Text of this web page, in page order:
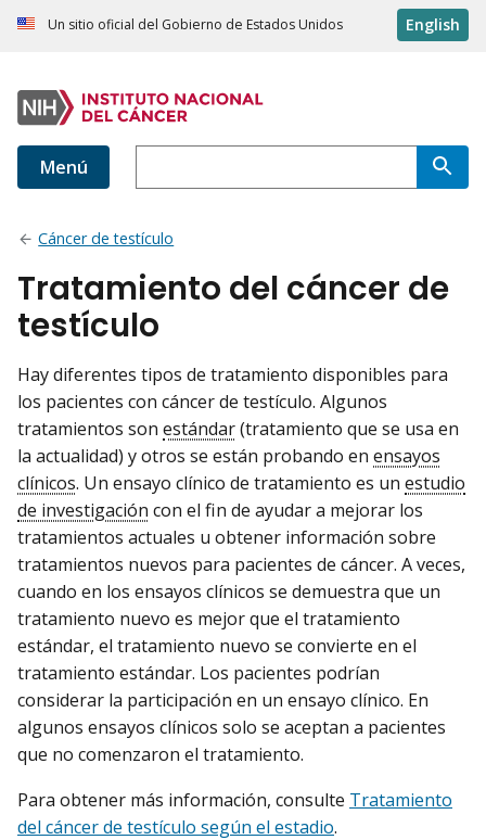
Un sitio oficial del Gobierno de Estados Unidos English
Menú
Cáncer de testículo
Tratamiento del cáncer de
testículo
Hay diferentes tipos de tratamiento disponibles para
los pacientes con cáncer de testículo. Algunos
tratamientos son estándar(tratamiento que se usa en
la actualidad) y otros se están probando en ensayos
clínicos. Un ensayo clínico de tratamiento es un estudio
de investigación con el fin de ayudar a mejorar los
tratamientos actuales u obtener información sobre
tratamientos nuevos para pacientes de cáncer. A veces,
cuando en los ensayos clínicos se demuestra que un
tratamiento nuevo es mejor que el tratamiento
estándar, el tratamiento nuevo se convierte en el
tratamiento estándar. Los pacientes podrían
considerar la participación en un ensayo clínico. En
algunos ensayos clínicos solo se aceptan a pacientes
que no comenzaron el tratamiento.
Para obtener más información, consulte Tratamiento
del cáncer de testículo según el estadio.